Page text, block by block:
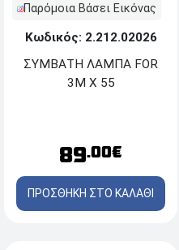
Παρόμοια Βάσει Εικόνας
Κωδικός: 2.212.02026
ΣΥΜΒΑΤΗ ΛΑΜΠΑ FOR
3M X 55
89.00€
ΠΡΟΣΘΗΚΗ ΣΤΟ ΚΑΛΑΘΙ